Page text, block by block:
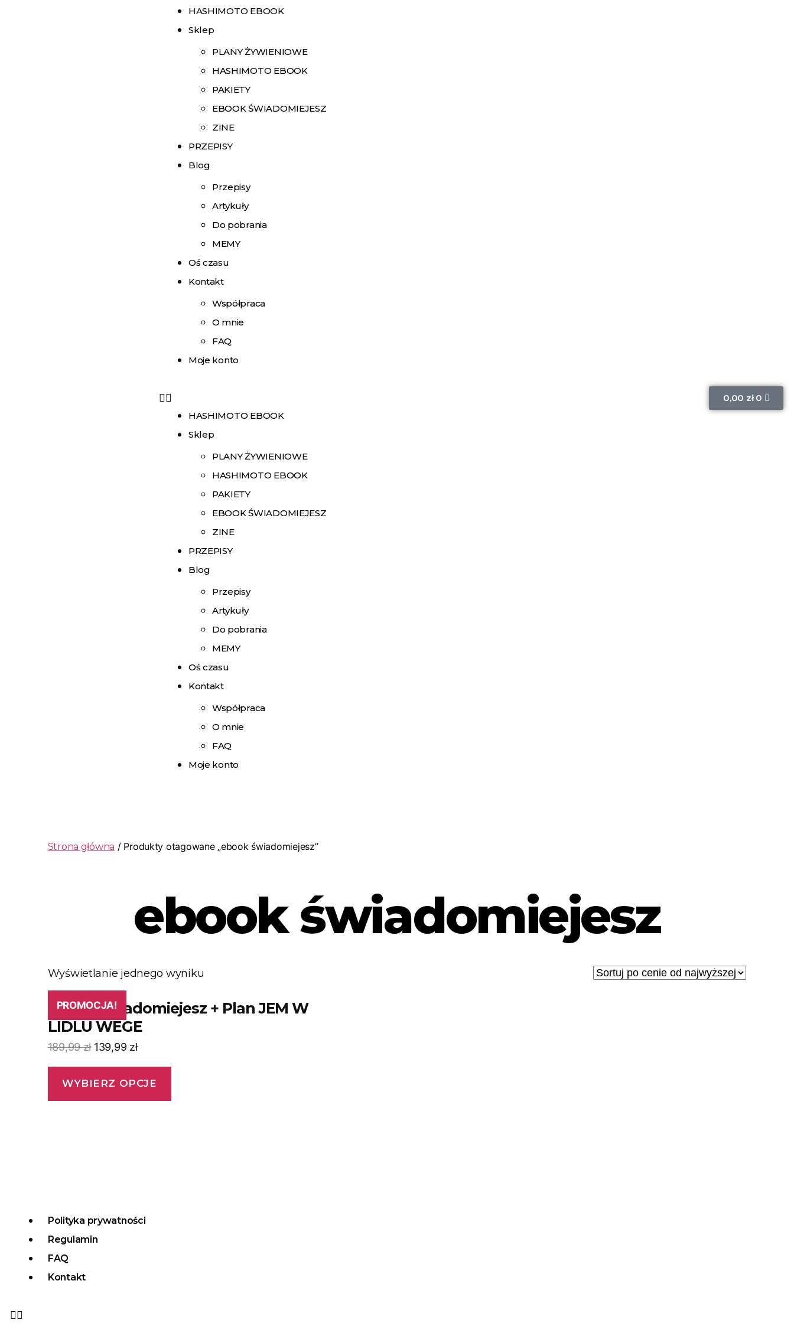
HASHIMOTO EBOOK
Sklep
PLANY ŻYWIENIOWE
HASHIMOTO EBOOK
PAKIETY
EBOOK ŚWIADOMIEJESZ
ZINE
PRZEPISY
Blog
Przepisy
Artykuły
Do pobrania
MEMY
Oś czasu
Kontakt
Współpraca
O mnie
FAQ
Moje konto
HASHIMOTO EBOOK
Sklep
PLANY ŻYWIENIOWE
HASHIMOTO EBOOK
PAKIETY
EBOOK ŚWIADOMIEJESZ
ZINE
PRZEPISY
Blog
Przepisy
Artykuły
Do pobrania
MEMY
Oś czasu
Kontakt
Współpraca
O mnie
FAQ
Moje konto
0,00 zł 0
Strona główna / Produkty otagowane „ebook świadomiejesz”
ebook świadomiejesz
Wyświetlanie jednego wyniku
PROMOCJA!
ebook Świadomiejesz + Plan JEM W
LIDLU WEGE
189,99zł 139,99 zł
WYBIERZ OPCJE
Polityka prywatności
Regulamin
FAQ
Kontakt